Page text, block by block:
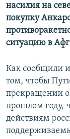
насилия на
покупку
ситуацию в
Как сообщили
том, чтобы
прекращении
прошлом году,
действиям